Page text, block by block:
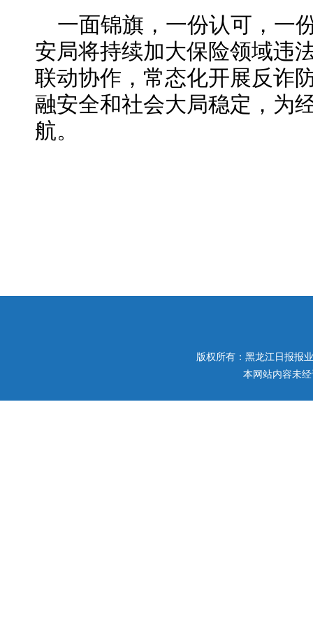
一面锦旗，一份认可，一
安局将持续加大保险领域违
联动协作，常态化开展反诈
融安全和社会大局稳定，为
航。
版权所有：黑龙江日报报
本网站内容未